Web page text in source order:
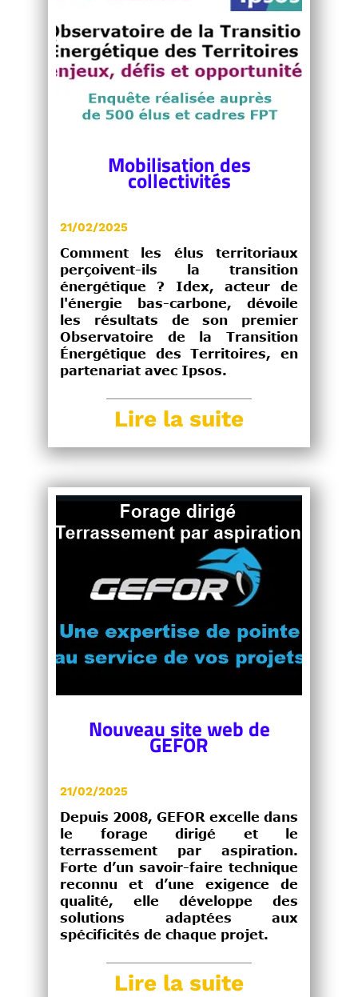
Mobilisation des
collectivités
21/02/2025
Comment les élus territoriaux
perçoivent-ils la transition
énergétique ? Idex, acteur de
l'énergie bas-carbone, dévoile
les résultats de son premier
Observatoire de la Transition
Énergétique des Territoires, en
partenariat avec Ipsos.
Lire la suite
Nouveau site web de
GEFOR
21/02/2025
Depuis 2008, GEFOR excelle dans
le forage dirigé et le
terrassement par aspiration.
Forte d’un savoir-faire technique
reconnu et d’une exigence de
qualité, elle développe des
solutions adaptées aux
spécificités de chaque projet.
Lire la suite